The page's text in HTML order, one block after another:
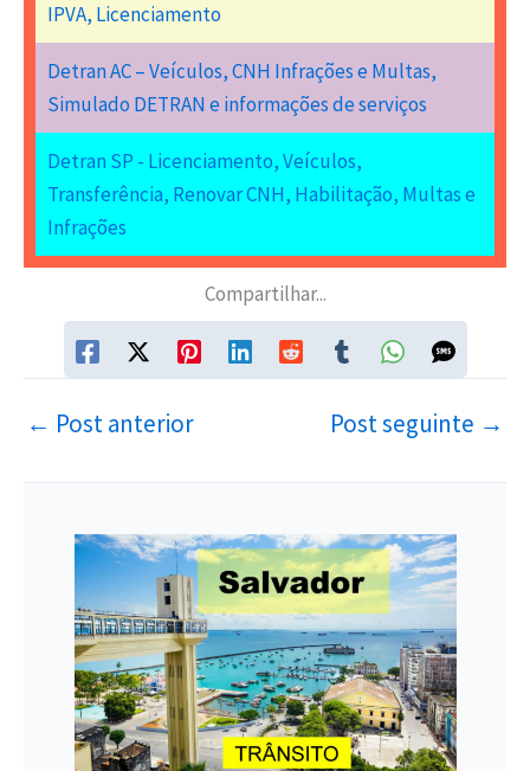
IPVA, Licenciamento
Detran AC – Veículos, CNH Infrações e Multas,
Simulado DETRAN e informações de serviços
Detran SP - Licenciamento, Veículos,
Transferência, Renovar CNH, Habilitação, Multas e
Infrações
Compartilhar...
← Post anterior Post seguinte →